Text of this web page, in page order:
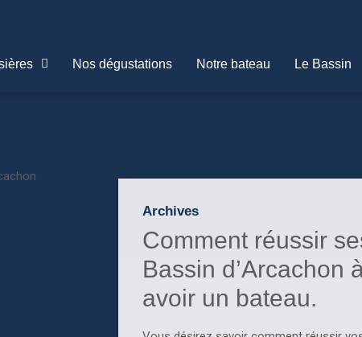
Nos dégustations Notre bateau Le Bassin
Archives
Comment réussir
Bassin d’Arcachon
avoir un bateau.